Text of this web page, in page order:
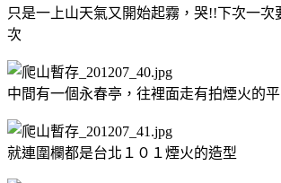
只是一上山天氣又開始起霧，哭!!下次一次
次
中間有一個永春亭，往裡面走有拍煙火的
就連圍欄都是台北１０１煙火的造型